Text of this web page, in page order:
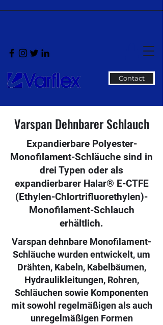
Contact
Varspan Dehnbarer Schlauch
Expandierbare Polyester-
Monofilament-Schläuche sind in
drei Typen oder als
expandierbarer Halar® E-CTFE
(Ethylen-Chlortrifluorethylen)-
Monofilament-Schlauch
erhältlich.
Varspan dehnbare Monofilament-
Schläuche wurden entwickelt, um
Drähten, Kabeln, Kabelbäumen,
Hydraulikleitungen, Rohren,
Schläuchen sowie Komponenten
mit sowohl regelmäßigen als auch
unregelmäßigen Formen